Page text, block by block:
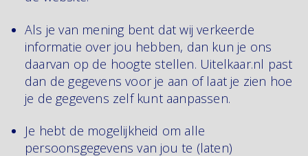
Als je van mening bent dat wij verkeerde
informatie over jou hebben, dan kun je ons
daarvan op de hoogte stellen. Uitelkaar.nl past
dan de gegevens voor je aan of laat je zien hoe
je de gegevens zelf kunt aanpassen.
Je hebt de mogelijkheid om alle
persoonsgegevens van jou te (laten)